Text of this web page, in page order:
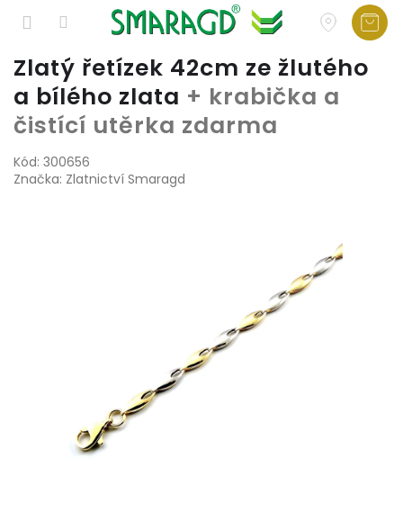
Přejít
na
obsah
Zlatý řetízek 42cm ze žlutého
a bílého zlata + krabička a
čistící utěrka zdarma
Kód: 300656
Značka: Zlatnictví Smaragd